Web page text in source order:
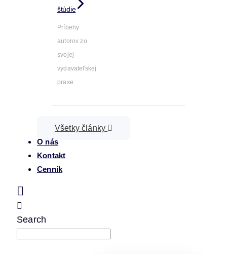
štúdie
Príbehy
autorov zo
svojej
vydavateľskej
praxe
Všetky články
O nás
Kontakt
Cenník
Search